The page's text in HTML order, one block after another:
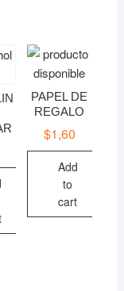
PAPEL DE
REGALO
$1,60
Add
to
cart